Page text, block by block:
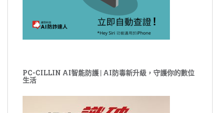
PC-CILLIN AI智能防護 | AI防毒新升級，守護你的數位
生活